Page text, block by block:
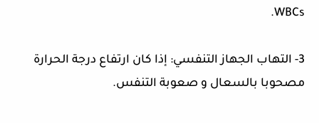
WBCs
.
3- التهاب الجهاز التنفسي: إذا كان ارتفاع درجة الحرارة
مصحوبا بالسعال و صعوبة التنفس.